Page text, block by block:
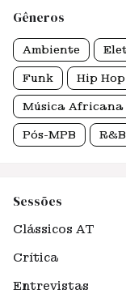
Gêneros
Ambiente
Funk Hip Hop
Música Africana
Pós-MPB R&B
Sessões
Clássicos AT
Crítica
Entrevistas